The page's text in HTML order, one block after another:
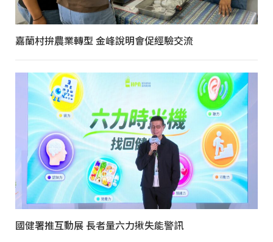
嘉蘭村拚農業轉型 金峰說明會促經驗交流
國健署推互動展 長者量六力揪失能警訊